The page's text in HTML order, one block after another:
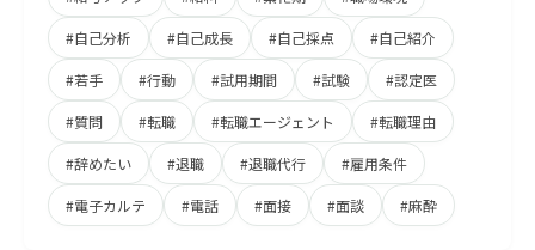
#自己分析 #自己成長 #自己採点 #自己紹介
#若手 #行動 #試用期間 #試験 #認定医
#質問 #転職 #転職エージェント #転職理由
#辞めたい #退職 #退職代行 #雇用条件
#電子カルテ #電話 #面接 #面談 #麻酔